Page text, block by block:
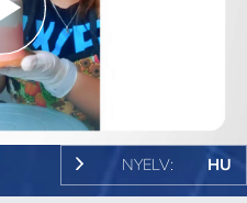
Play
Video
NYELV: HU